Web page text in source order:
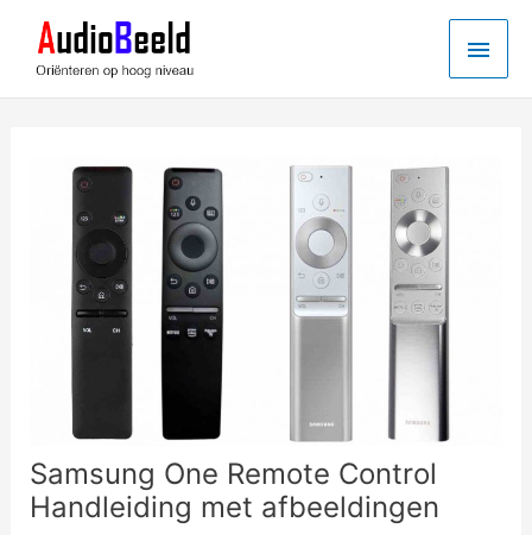
Samsung One Remote Control
Handleiding met afbeeldingen